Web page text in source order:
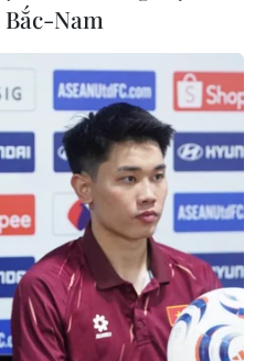
ở Bình Định có vấn đề
ở hai doanh nghiệp
Nam